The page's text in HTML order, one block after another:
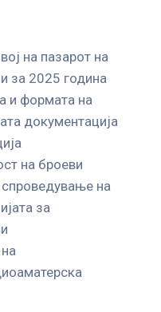
на пазарот на
за 2025 година
и формата на
документација
на броеви
на
за